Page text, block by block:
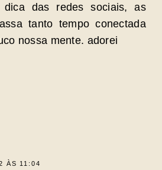
das redes sociais, as
tanto tempo conectada
nossa mente. adorei
ÀS 11:04